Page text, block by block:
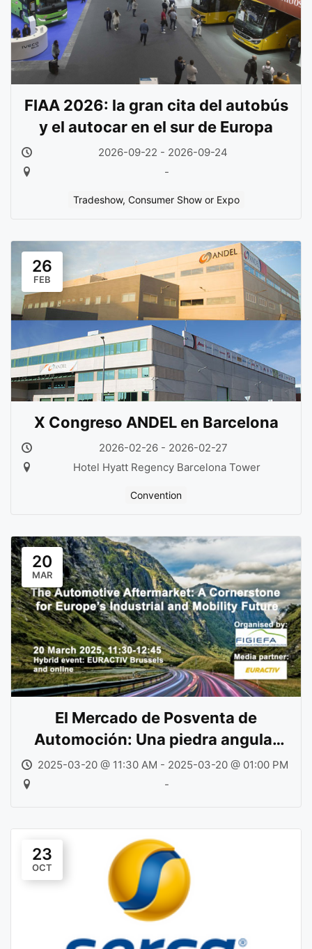
FIAA 2026: la gran cita del autobús
y el autocar en el sur de Europa
2026-09-22 - 2026-09-24
-
Tradeshow, Consumer Show or Expo
26
FEB
X Congreso ANDEL en Barcelona
2026-02-26 - 2026-02-27
Hotel Hyatt Regency Barcelona Tower
Convention
20
MAR
El Mercado de Posventa de
Automoción: Una piedra angular
para el futuro industrial y de
movilidad de Europa
2025-03-20 @ 11:30 AM - 2025-03-20 @ 01:00 PM
-
23
OCT